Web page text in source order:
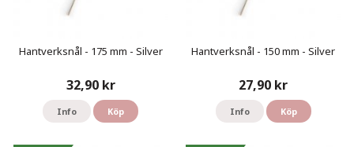
Hantverksnål - 175 mm - Silver
32,90 kr
Info Köp
Hantverksnål - 150 mm - Silver
27,90 kr
Info Köp